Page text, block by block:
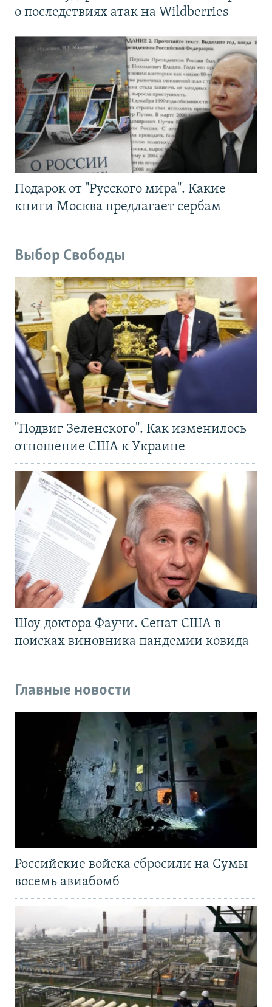
о последствиях атак на Wildberries
Подарок от "Русского мира". Какие
книги Москва предлагает сербам
Выбор Свободы
"Подвиг Зеленского". Как изменилось
отношение США к Украине
Шоу доктора Фаучи. Сенат США в
поисках виновника пандемии ковида
Главные новости
Российские войска сбросили на Сумы
восемь авиабомб